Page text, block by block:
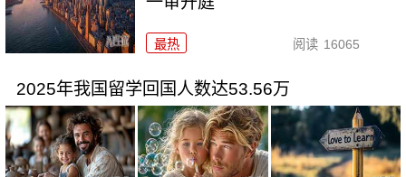
最热 阅读 16065
2025年我国留学回国人数达53.56万